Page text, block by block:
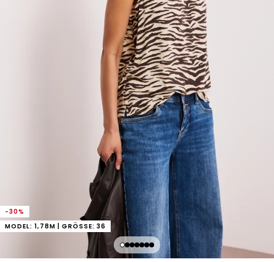
-30%
MODEL: 1,78M | GRÖSSE: 36